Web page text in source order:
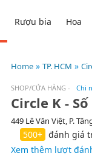
Rượu bia Hoa
Home TP. HCM
SHOP/CỬA HÀNG - Chi
449 Lê Văn Việt, P.
500+ đánh giá
Xem thêm lượt